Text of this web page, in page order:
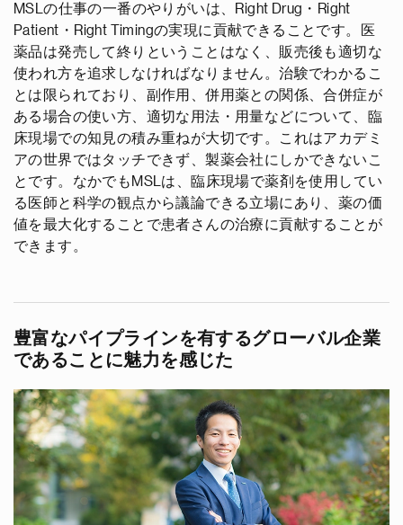
MSLの仕事の一番のやりがいは、Right Drug・Right
Patient・Right Timingの実現に貢献できることです。医
薬品は発売して終りということはなく、販売後も適切な
使われ方を追求しなければなりません。治験でわかるこ
とは限られており、副作用、併用薬との関係、合併症が
ある場合の使い方、適切な用法・用量などについて、臨
床現場での知見の積み重ねが大切です。これはアカデミ
アの世界ではタッチできず、製薬会社にしかできないこ
とです。なかでもMSLは、臨床現場で薬剤を使用してい
る医師と科学の観点から議論できる立場にあり、薬の価
値を最大化することで患者さんの治療に貢献することが
できます。
豊富なパイプラインを有するグローバル企業
であることに魅力を感じた